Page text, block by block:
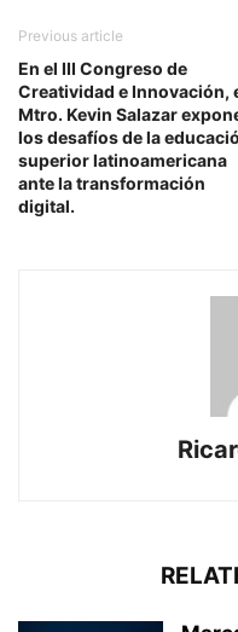
Previous article
En el III Congreso de
Creatividad e Innovación,
Mtro. Kevin Salazar
los desafíos de la
superior latinoamericana
ante la transformación
digital.